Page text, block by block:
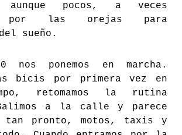
aunque pocos, a veces
por las orejas para
sueño.
ponemos en marcha.
bicis por primera vez en
retomamos la rutina
a la calle y parece
tan pronto, motos, taxis y